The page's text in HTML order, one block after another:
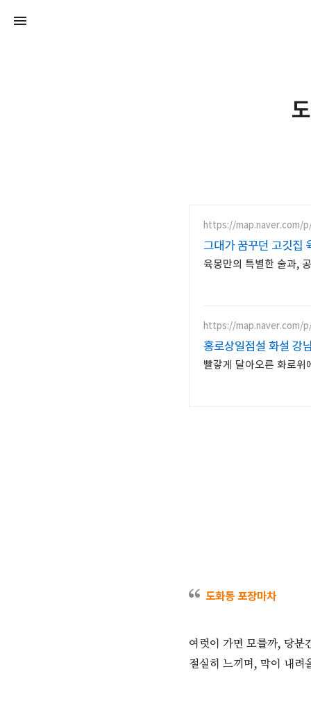
https://map.naver.com/
그대가 꿈꾸던 고깃집
육몽만의 특별한 술과,
https://map.naver.com/
홍로상일점설 화설 강
빨갛게 달아오른 화로
도화동 포장마차
여럿이 가면 모를까, 당분
절실히 느끼며, 막이 내려